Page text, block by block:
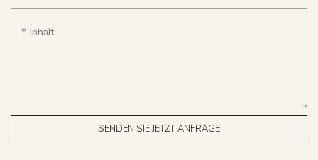
Inhalt
SENDEN SIE JETZT ANFRAGE